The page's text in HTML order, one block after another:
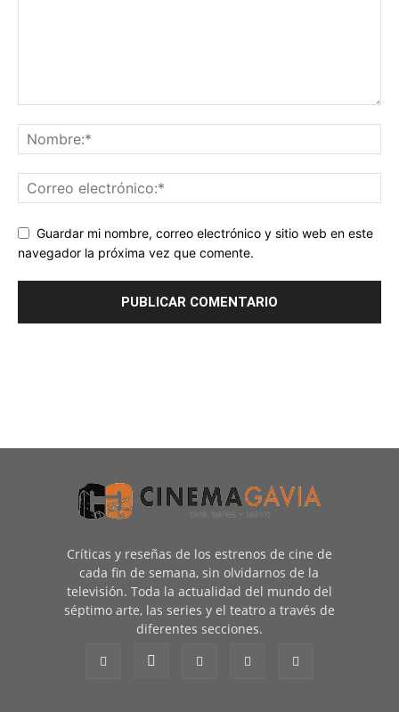
Guardar mi nombre, correo electrónico y sitio web en este
navegador la próxima vez que comente.
Críticas y reseñas de los estrenos de cine de
cada fin de semana, sin olvidarnos de la
televisión. Toda la actualidad del mundo del
séptimo arte, las series y el teatro a través de
diferentes secciones.